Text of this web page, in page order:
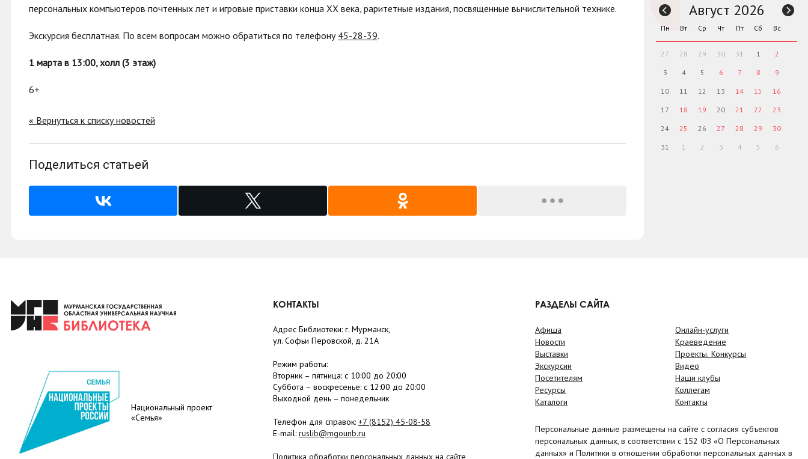
персональных компьютеров почтенных лет и игровые приставки конца XX века, раритетные издания, посвященные вычислительной технике.
Экскурсия бесплатная. По всем вопросам можно обратиться по телефону 45-28-39.
1 марта в 13:00, холл (3 этаж)
6+
« Вернуться к списку новостей
Поделиться статьей
Август 2026
Пн Вт Ср Чт Пт Сб Вс
27 28 29 30 31 1 2
3 4 5 6 7 8 9
10 11 12 13 14 15 16
17 18 19 20 21 22 23
24 25 26 27 28 29 30
31 1 2 3 4 5 6
Национальный проект
«Семья»
КОНТАКТЫ
Адрес Библиотеки: г. Мурманск,
ул. Софьи Перовской, д. 21А
Режим работы:
Вторник – пятница: с 10:00 до 20:00
Суббота – воскресенье: c 12:00 до 20:00
Выходной день – понедельник
Телефон для справок: +7 (8152) 45-08-58
E-mail: ruslib@mgounb.ru
Политика обработки персональных данных на сайте
РАЗДЕЛЫ САЙТА
Афиша
Новости
Выставки
Экскурсии
Посетителям
Ресурсы
Каталоги
Онлайн-услуги
Краеведение
Проекты. Конкурсы
Видео
Наши клубы
Коллегам
Контакты
Персональные данные размещены на сайте с согласия субъектов
персональных данных, в соответствии с 152 ФЗ «О Персональных
данных» и Политики в отношении обработки персональных данных в